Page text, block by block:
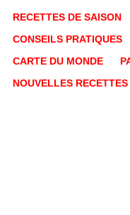
RECETTES DE SAISON
CONSEILS PRATIQUES
CARTE DU MONDE
NOUVELLES RECETTES